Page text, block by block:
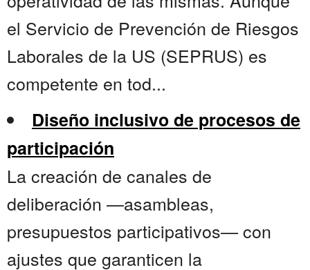
el Servicio de Prevención de Riesgos
Laborales de la US (SEPRUS) es
competente en tod...
Diseño inclusivo de procesos de
participación
La creación de canales de
deliberación —asambleas,
presupuestos participativos— con
ajustes que garanticen la